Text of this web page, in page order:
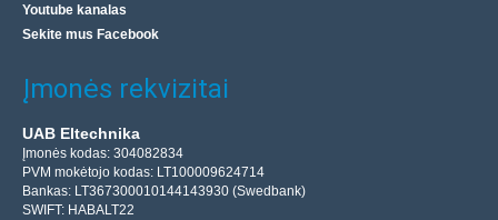
Youtube kanalas
Sekite mus Facebook
Įmonės rekvizitai
UAB Eltechnika
Įmonės kodas: 304082834
PVM mokėtojo kodas: LT100009624714
Bankas: LT367300010144143930 (Swedbank)
SWIFT: HABALT22